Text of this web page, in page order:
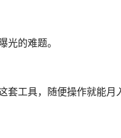
光的难题。
工具，随便操作就能